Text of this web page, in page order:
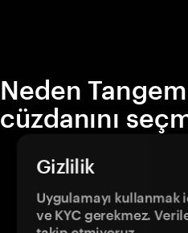
Neden
cüzdanını
Gizlilik
Uygulamayı kullanmak
ve KYC gerekmez.